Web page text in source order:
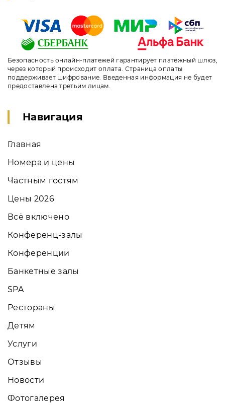
Безопасность онлайн-платежей гарантирует платёжный шлюз,
через который происходит оплата. Страница оплаты
поддерживает шифрование. Введенная информация не будет
предоставлена третьим лицам.
Навигация
Главная
Номера и цены
Частным гостям
Цены 2026
Всё включено
Конференц-залы
Конференции
Банкетные залы
SPA
Рестораны
Детям
Услуги
Отзывы
Новости
Фотогалерея